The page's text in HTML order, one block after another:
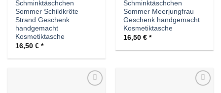
Schminktäschchen
Sommer Schildkröte
Strand Geschenk
handgemacht
Kosmetiktasche
16,50€
Schminktäschchen
Sommer Meerjungfrau
Geschenk handgemacht
Kosmetiktasche
16,50€